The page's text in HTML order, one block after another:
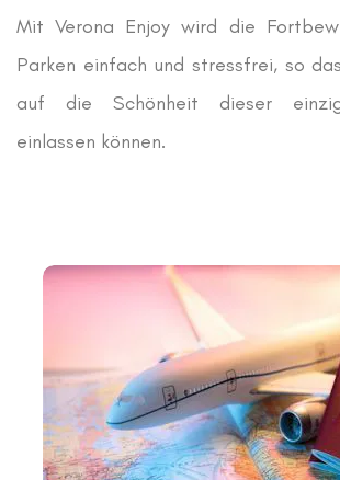
Mit Verona Enjoy wird die
Parken einfach und stressfrei, so
auf die Schönheit dieser
einlassen können.